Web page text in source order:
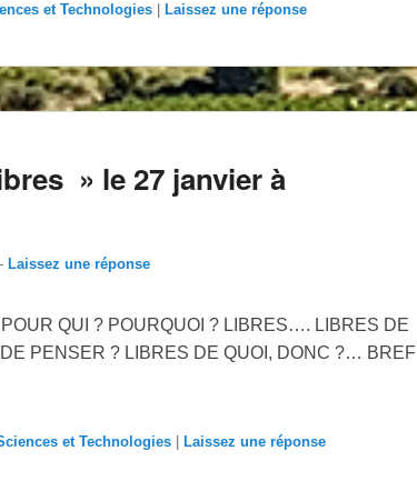
et Technologies Laissez une réponse
» le 27 janvier à
Laissez une réponse
? POURQUOI ? LIBRES…. LIBRES DE
PENSER ? LIBRES DE QUOI, DONC ?… BREF
et Technologies Laissez une réponse